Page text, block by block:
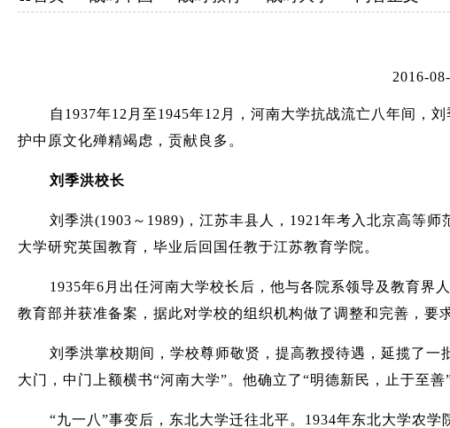
2016-
自1937年12月至1945年12月，河南大学抗战流亡八年间，
护中原文化殚精竭虑，贡献良多。
刘季洪校长
刘季洪(1903～1989)，江苏丰县人，1921年考入北京高等
大学研究英国教育，毕业后回国任教于江苏教育学院。
1935年6月出任河南大学校长后，他与各院系领导及教育界
教育部并获准备案，据此对学校的组织机构做了调整和完善，要
刘季洪掌校期间，学校尊师敬贤，提高教授待遇，延揽了
大门，中门上额横书“河南大学”。他确立了“明德新民，止于至
“九一八”事变后，东北大学迁往北平。1934年东北大学农